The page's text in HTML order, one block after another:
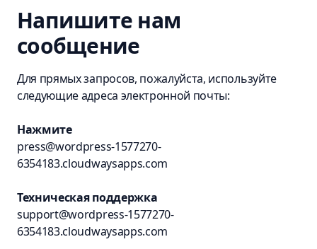
Напишите нам
сообщение
Для прямых запросов, пожалуйста, используйте
следующие адреса электронной почты:
Нажмите
press@wordpress-1577270-
6354183.cloudwaysapps.com
Техническая поддержка
support@wordpress-1577270-
6354183.cloudwaysapps.com